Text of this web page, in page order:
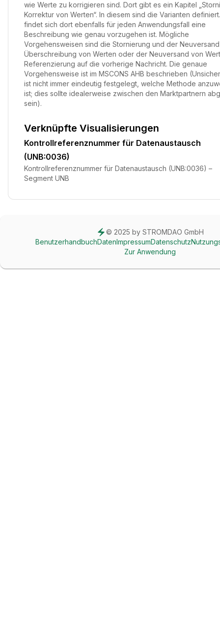
wie Werte zu korrigieren sind. Dort gibt es ein Kapitel
Korrektur von Werten“. In diesem sind die Varianten
findet sich dort ebenfalls für jeden Anwendungsfall eine
Beschreibung wie genau vorzugehen ist. Mögliche
Vorgehensweisen sind die Stornierung und der
Überschreibung von Werten oder der Neuversand von
Referenzierung auf die vorherige Nachricht. Die genaue
Vorgehensweise ist im MSCONS AHB beschrieben
ist nicht immer eindeutig festgelegt, welche Methode
ist; dies sollte idealerweise zwischen den Marktpartnern
sein).
Verknüpfte Visualisierungen
Kontrollreferenznummer für Datenaustausch
(UNB:0036)
Kontrollreferenznummer für Datenaustausch (UNB:0036) –
Segment UNB
© 2025 by STROMDAO GmbH
BenutzerhandbuchDatenImpressumDatenschutz
Zur Anwendung